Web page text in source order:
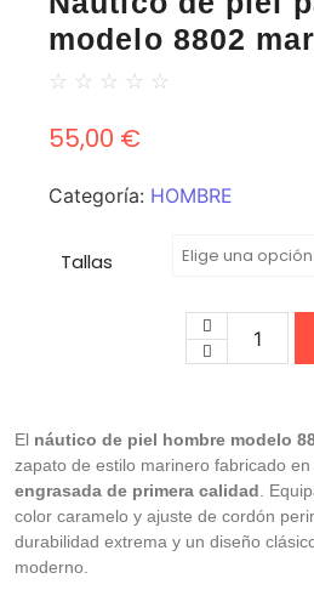
modelo 8802
☆ ☆ ☆ ☆ ☆
55,00 €
Categoría: HOMBRE
Tallas
El náutico de piel hombre modelo
zapato de estilo marinero fabricado en
engrasada de primera calidad .
color caramelo y ajuste de cordón
durabilidad extrema y un diseño
moderno.